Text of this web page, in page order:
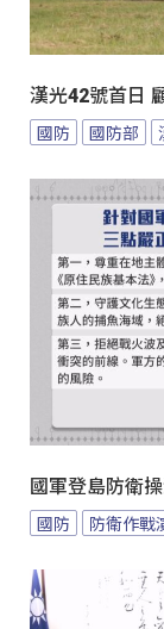
漢光42號首日
國防 國防部
國軍登島防衛
國防 防衛作戰